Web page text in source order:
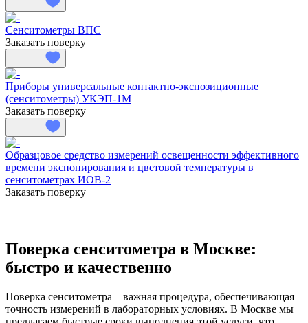
Сенситометры ВПС
Заказать поверку
Приборы универсальные контактно-экспозиционные
(сенситометры) УКЭП-1М
Заказать поверку
Образцовое средство измерений освещенности эффективного
времени экспонирования и цветовой температуры в
сенситометрах ИОВ-2
Заказать поверку
Поверка сенситометра в Москве:
быстро и качественно
Поверка сенситометра – важная процедура, обеспечивающая
точность измерений в лабораторных условиях. В Москве мы